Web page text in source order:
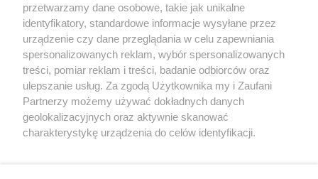
Kultura
X Facebook Instagram Youtube
przetwarzamy dane osobowe, takie jak unikalne
identyfikatory, standardowe informacje wysyłane przez
urządzenie czy dane przeglądania w celu zapewniania
spersonalizowanych reklam, wybór spersonalizowanych
treści, pomiar reklam i treści, badanie odbiorców oraz
ulepszanie usług. Za zgodą Użytkownika my i Zaufani
Partnerzy możemy używać dokładnych danych
geolokalizacyjnych oraz aktywnie skanować
charakterystykę urządzenia do celów identyfikacji.